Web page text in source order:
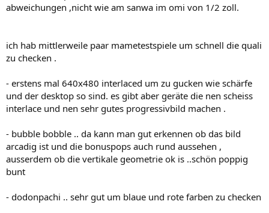
abweichungen ,nicht wie am sanwa im omi von 1/2 zoll.
ich hab mittlerweile paar mametestspiele um schnell die quali
zu checken .
- erstens mal 640x480 interlaced um zu gucken wie schärfe
und der desktop so sind. es gibt aber geräte die nen scheiss
interlace und nen sehr gutes progressivbild machen .
- bubble bobble .. da kann man gut erkennen ob das bild
arcadig ist und die bonuspops auch rund aussehen ,
ausserdem ob die vertikale geometrie ok is ..schön poppig
bunt
- dodonpachi .. sehr gut um blaue und rote farben zu checken